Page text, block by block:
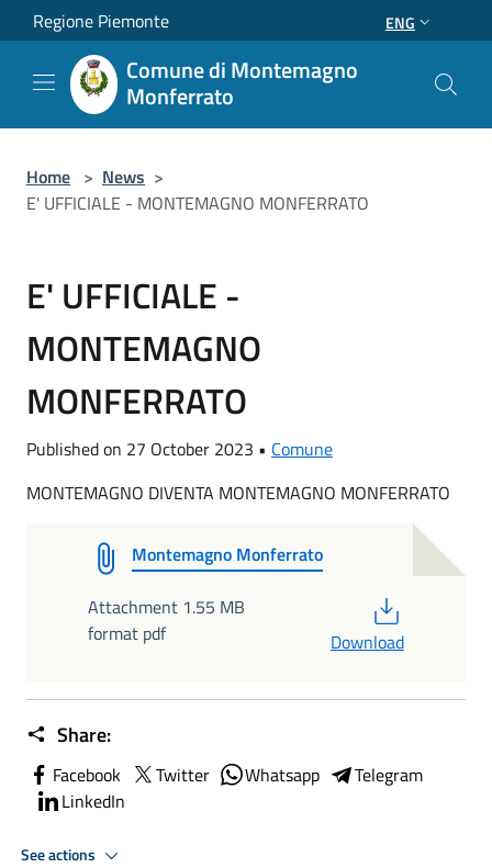
Salta al contenuto principale
Regione Piemonte ENG
Comune di Montemagno
Monferrato
Home > News >
E' UFFICIALE - MONTEMAGNO MONFERRATO
E' UFFICIALE -
MONTEMAGNO
MONFERRATO
Published on 27 October 2023 • Comune
MONTEMAGNO DIVENTA MONTEMAGNO MONFERRATO
Montemagno Monferrato
Attachment 1.55 MB
format pdf
Download
Share:
Facebook Twitter Whatsapp
Telegram
LinkedIn
See actions